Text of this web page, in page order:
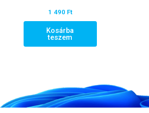
1 490 Ft
Kosárba
teszem